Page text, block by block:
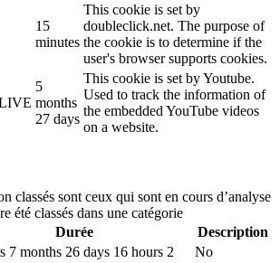
15
minutes
This cookie is set by
doubleclick.net. The purpose of
the cookie is to determine if the
user's browser supports cookies.
5
months
27 days
This cookie is set by Youtube.
Used to track the information of
the embedded YouTube videos
on a website.
classés sont ceux qui sont en cours d’analyse
été classés dans une catégorie
Durée
Description
7 months 26 days 16 hours 2
No